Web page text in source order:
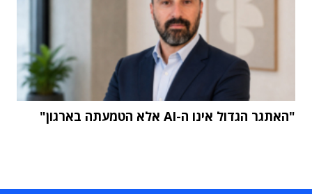
"האתגר הגדול אינו ה-AI אלא הטמעתה בארגון"